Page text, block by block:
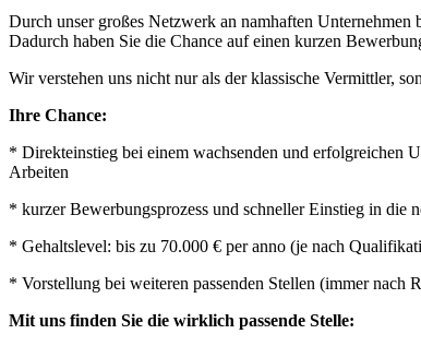
Durch unser großes Netzwerk an namhaften
Dadurch haben Sie die Chance auf einen kurzen
Wir verstehen uns nicht nur als der klassische Vermittler,
Ihre Chance:
* Direkteinstieg bei einem wachsenden und erfolgreichen
Arbeiten
* kurzer Bewerbungsprozess und schneller Einstieg in die
* Gehaltslevel: bis zu 70.000 € per anno (je nach
* Vorstellung bei weiteren passenden Stellen (immer nach
Mit uns finden Sie die wirklich passende Stelle: